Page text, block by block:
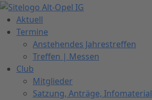
Zum
Inhalt
springen
Aktuell
Termine
Anstehendes Jahrestreffen
Treffen | Messen
Club
Mitglieder
Satzung, Anträge, Infomaterial